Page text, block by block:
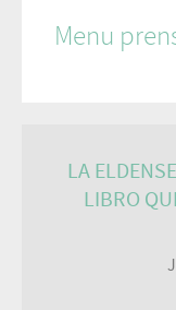
Menu
LA
LIBRO